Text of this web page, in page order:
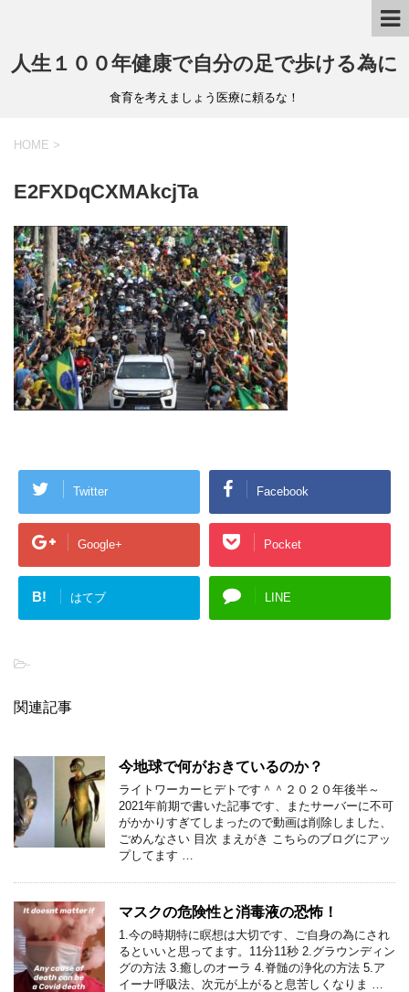
人生１００年健康で自分の足で歩ける為に
食育を考えましょう医療に頼るな！
HOME >
E2FXDqCXMAkcjTa
Twitter Facebook
Google+ Pocket
B! はてブ LINE
-
関連記事
今地球で何がおきているのか？
ライトワーカーヒデトです＾＾２０２０年後半～
2021年前期で書いた記事です、またサーバーに不可
がかかりすぎてしまったので動画は削除しました、
ごめんなさい 目次 まえがき こちらのブログにアッ
プしてます …
マスクの危険性と消毒液の恐怖！
1.今の時期特に瞑想は大切です、ご自身の為にされ
るといいと思ってます。11分11秒 2.グラウンディン
グの方法 3.癒しのオーラ 4.脊髄の浄化の方法 5.ア
イーナ呼吸法、次元が上がると息苦しくなりま …